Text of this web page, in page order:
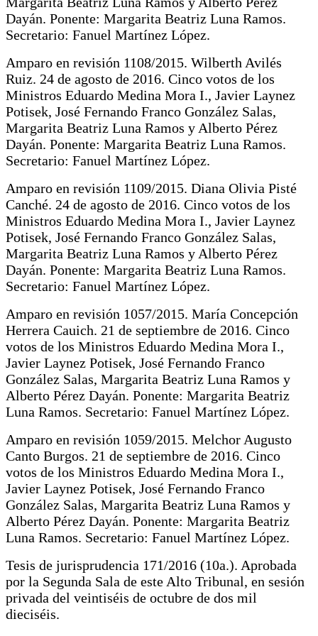
Dayán. Ponente: Margarita Beatriz Luna Ramos.
Secretario: Fanuel Martínez López.
Amparo en revisión 1108/2015. Wilberth Avilés
Ruiz. 24 de agosto de 2016. Cinco votos de los
Ministros Eduardo Medina Mora I., Javier Laynez
Potisek, José Fernando Franco González Salas,
Margarita Beatriz Luna Ramos y Alberto Pérez
Dayán. Ponente: Margarita Beatriz Luna Ramos.
Secretario: Fanuel Martínez López.
Amparo en revisión 1109/2015. Diana Olivia Pisté
Canché. 24 de agosto de 2016. Cinco votos de los
Ministros Eduardo Medina Mora I., Javier Laynez
Potisek, José Fernando Franco González Salas,
Margarita Beatriz Luna Ramos y Alberto Pérez
Dayán. Ponente: Margarita Beatriz Luna Ramos.
Secretario: Fanuel Martínez López.
Amparo en revisión 1057/2015. María Concepción
Herrera Cauich. 21 de septiembre de 2016. Cinco
votos de los Ministros Eduardo Medina Mora I.,
Javier Laynez Potisek, José Fernando Franco
González Salas, Margarita Beatriz Luna Ramos y
Alberto Pérez Dayán. Ponente: Margarita Beatriz
Luna Ramos. Secretario: Fanuel Martínez López.
Amparo en revisión 1059/2015. Melchor Augusto
Canto Burgos. 21 de septiembre de 2016. Cinco
votos de los Ministros Eduardo Medina Mora I.,
Javier Laynez Potisek, José Fernando Franco
González Salas, Margarita Beatriz Luna Ramos y
Alberto Pérez Dayán. Ponente: Margarita Beatriz
Luna Ramos. Secretario: Fanuel Martínez López.
Tesis de jurisprudencia 171/2016 (10a.). Aprobada
por la Segunda Sala de este Alto Tribunal, en sesión
privada del veintiséis de octubre de dos mil
dieciséis.